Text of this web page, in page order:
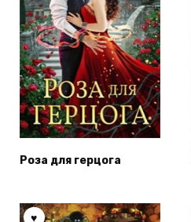
Роза для герцога